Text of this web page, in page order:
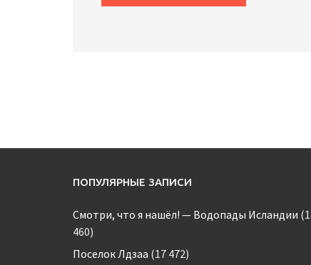
ПОПУЛЯРНЫЕ ЗАПИСИ
Смотри, что я нашёл! — Водопады Исландии
460)
Поселок Лдзаа (17 472)